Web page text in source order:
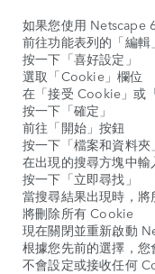
如果您使用 Netscape
前往功能表列的「編輯」
按一下「喜好設定」
選取「Cookie」欄位
在「接受 Cookie」或
按一下「確定」
前往「開始」按鈕
按一下「檔案和資料夾」
在出現的搜尋方塊中輸
按一下「立即尋找」
當搜尋結果出現時，
將刪除所有 Cookie
現在關閉並重新啟動
根據您先前的選擇，
不會設定或接收任何